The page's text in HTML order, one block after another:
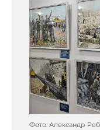
Фото: Александр